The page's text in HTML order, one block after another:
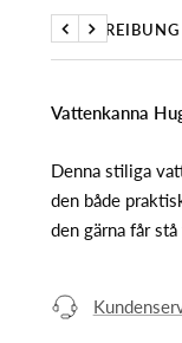
BESCHREIBUNG
ZurückWeiter
Vattenkanna
Denna stiliga
den både
den gärna får